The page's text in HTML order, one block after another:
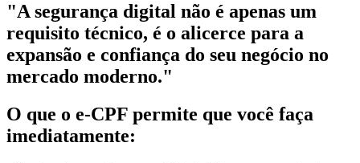
"A segurança digital não é apenas um
requisito técnico, é o alicerce para a
expansão e confiança do seu negócio no
mercado moderno."
O que o e-CPF permite que você faça
imediatamente: